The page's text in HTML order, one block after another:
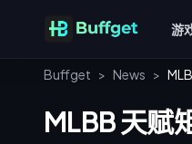
游
Buffget > News >
MLBB 天赋